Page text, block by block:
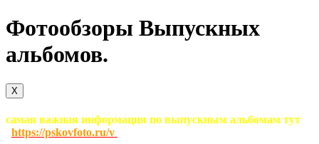
Фотообзоры Выпускных
альбомов.
X
самая важная информация по выпускным альбомам тут
https://pskovfoto.ru/v